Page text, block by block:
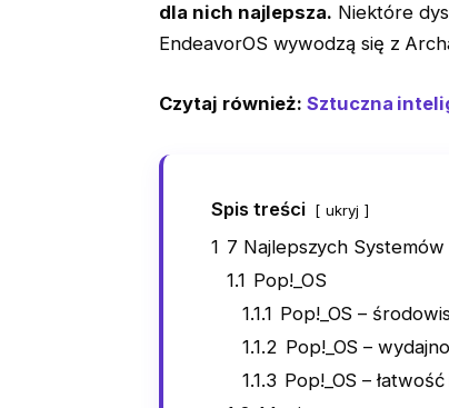
dla nich najlepsza. Niektóre
EndeavorOS wywodzą się z
Czytaj również:Sztuczna
Spis treści ukryj
1 7 Najlepszych
1.1 Pop!_OS
1.1.1 Pop!_OS –
1.1.2 Pop!_OS –
1.1.3 Pop!_OS –